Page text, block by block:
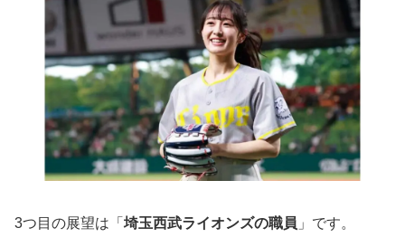
3つ目の展望は「 埼玉西武ライオンズの職員 」です。